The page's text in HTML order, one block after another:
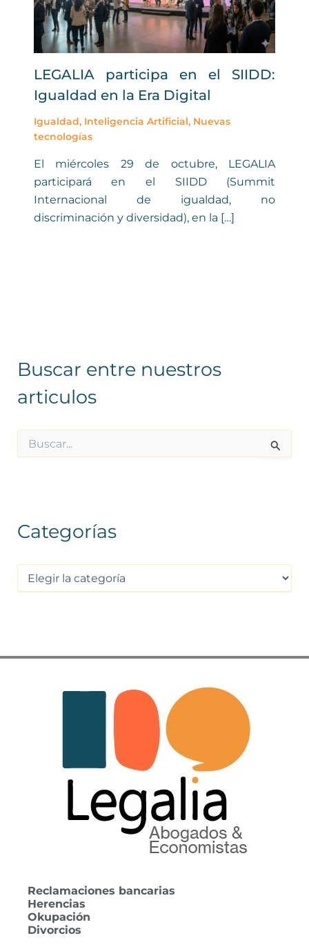
LEGALIA participa en el SIIDD:
Igualdad en la Era Digital
Igualdad, Inteligencia Artificial, Nuevas
tecnologías
El miércoles 29 de octubre, LEGALIA
participará en el SIIDD (Summit
Internacional de igualdad, no
discriminación y diversidad), en la […]
Buscar entre nuestros
articulos
u
p
o
:
Categorías
Reclamaciones bancarias
Herencias
Okupación
Divorcios